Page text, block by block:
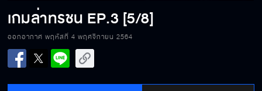
เกมล่าทรชน EP.3 [5/8]
ออกอากาศ พฤหัสที่ 4 พฤศจิกายน 2564